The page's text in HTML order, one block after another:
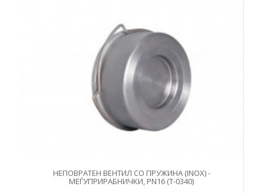
НЕПОВРАТЕН ВЕНТИЛ СО ПРУЖИНА (INOX) -
МЕЃУПРИРАБНИЧКИ, PN16 (T-0340)